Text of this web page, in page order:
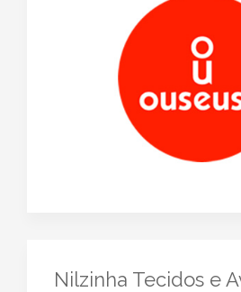
Nilzinha Tecidos e